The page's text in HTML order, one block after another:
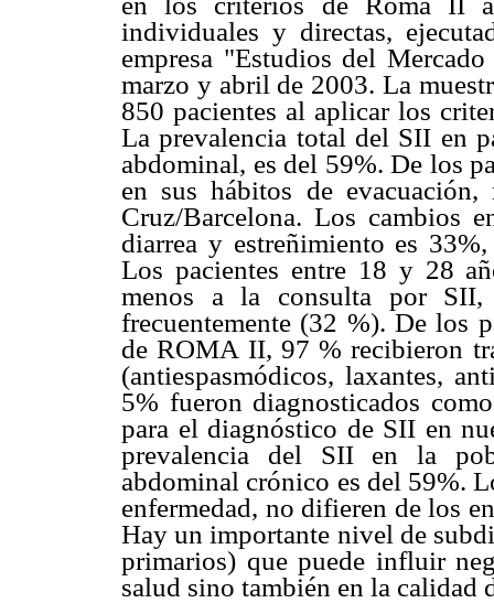
individuales y directas,
empresa "Estudios del
marzo y abril de 2003. La
850 pacientes al aplicar los
La prevalencia total del SII en
abdominal, es del 59%. De los
en sus hábitos de
Cruz/Barcelona. Los cambios
diarrea y estreñimiento es
Los pacientes entre 18 y 28
menos a la consulta por SII,
frecuentemente (32 %). De los
de ROMA II, 97 % recibieron
(antiespasmódicos, laxantes,
5% fueron diagnosticados
para el diagnóstico de SII en
prevalencia del SII en la
abdominal crónico es del 59%.
enfermedad, no difieren de los
Hay un importante nivel de
primarios) que puede influir
salud sino también en la calidad